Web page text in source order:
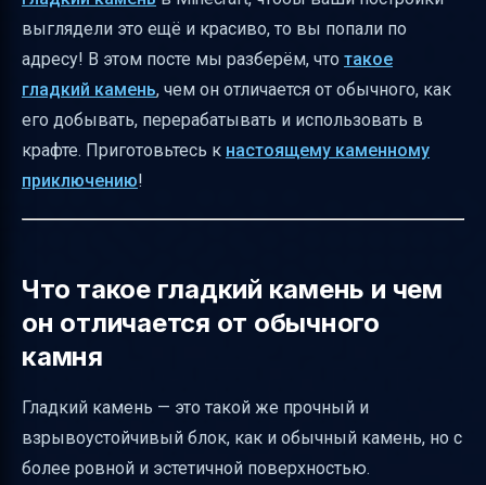
Использование гладкого камня в крафте
Время добычи и влияние чар
Звуковые эффекты гладкого камня
Идентификаторы и теги блока
История гладкого камня в Minecraft
Распространённые ошибки новичков
приключенческом режиме
Команды для творческого режима
Итоговая таблица рецептов гладкого камня
Практические применения гладкого камня
Полезные ссылки
выглядели это ещё и красиво, то вы попали по
адресу! В этом посте мы разберём, что такое
гладкий камень, чем он отличается от обычного, как
его добывать, перерабатывать и использовать в
крафте. Приготовьтесь к настоящему каменному
приключению!
Что такое гладкий камень и чем
он отличается от обычного
камня
Гладкий камень — это такой же прочный и
взрывоустойчивый блок, как и обычный камень, но с
более ровной и эстетичной поверхностью.